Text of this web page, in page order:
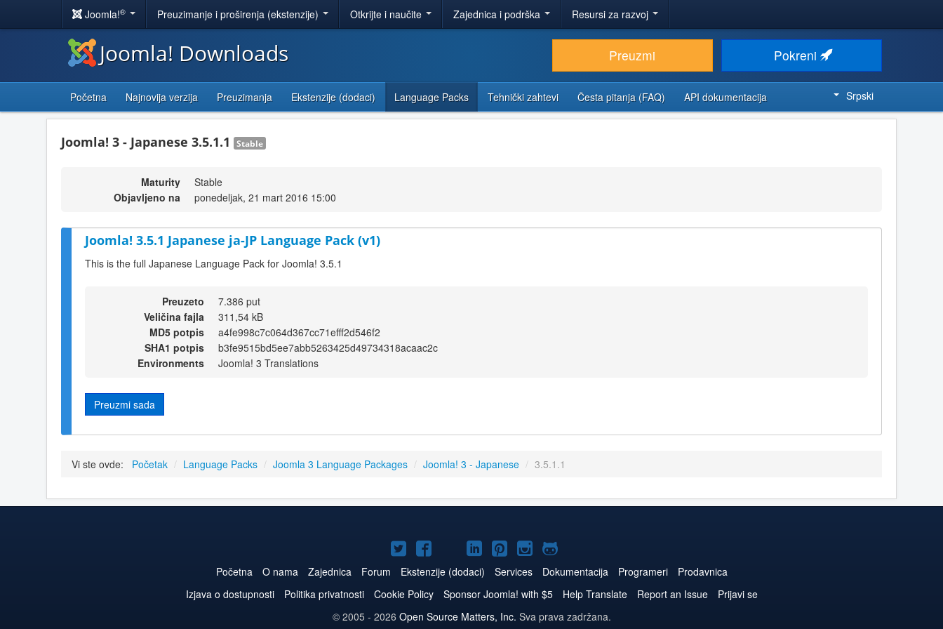
Joomla!® Preuzimanje i proširenja (ekstenzije) Otkrijte i naučite Zajednica i podrška Resursi za razvoj
Joomla! Downloads Preuzmi Pokreni
Početna Najnovija verzija Preuzimanja Ekstenzije (dodaci) Language Packs Tehnički zahtevi Česta pitanja (FAQ) API dokumentacija Srpski
Joomla! 3 - Japanese 3.5.1.1 Stable
Maturity
Stable
Objavljeno na
ponedeljak, 21 mart 2016 15:00
Joomla! 3.5.1 Japanese ja-JP Language Pack (v1)
This is the full Japanese Language Pack for Joomla! 3.5.1
Preuzeto
7.386 put
Veličina fajla
311,54 kB
MD5 potpis
a4fe998c7c064d367cc71efff2d546f2
SHA1 potpis
b3fe9515bd5ee7abb5263425d49734318acaac2c
Environments
Joomla! 3 Translations
Preuzmi sada
Vi ste ovde: Početak / Language Packs / Joomla 3 Language Packages / Joomla! 3 - Japanese / 3.5.1.1
Joomla!
na
Twitteru
Joomla!
na
Facebooku
Joomla!
na
YouTube
Joomla!
naLinkedIn
Joomla!
na
Pinterest
Joomla!
na
Instagram
Joomla!
na
GitHub
Početna O nama Zajednica Forum Ekstenzije (dodaci) Services Dokumentacija Programeri
Prodavnica
Izjava o dostupnosti
Politika privatnosti Cookie Policy Sponsor Joomla! with $5 Help Translate Report an Issue
Prijavi se
© 2005 - 2026 Open Source Matters, Inc. Sva prava zadržana.